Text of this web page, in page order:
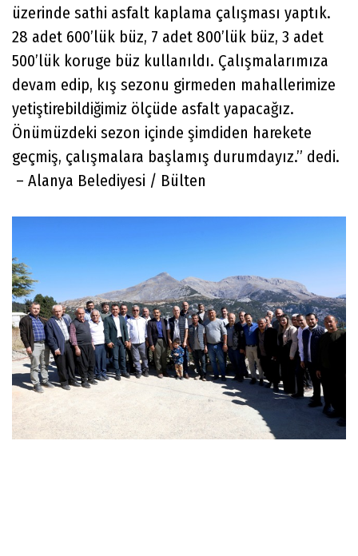
üzerinde sathi asfalt kaplama çalışması yaptık.
28 adet 600’lük büz, 7 adet 800’lük büz, 3 adet
500’lük koruge büz kullanıldı. Çalışmalarımıza
devam edip, kış sezonu girmeden mahallerimize
yetiştirebildiğimiz ölçüde asfalt yapacağız.
Önümüzdeki sezon içinde şimdiden harekete
geçmiş, çalışmalara başlamış durumdayız.” dedi.
– Alanya Belediyesi / Bülten